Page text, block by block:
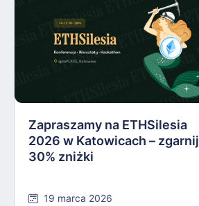
Zapraszamy na ETHSilesia
2026 w Katowicach – zgarnij
30% zniżki
19 marca 2026